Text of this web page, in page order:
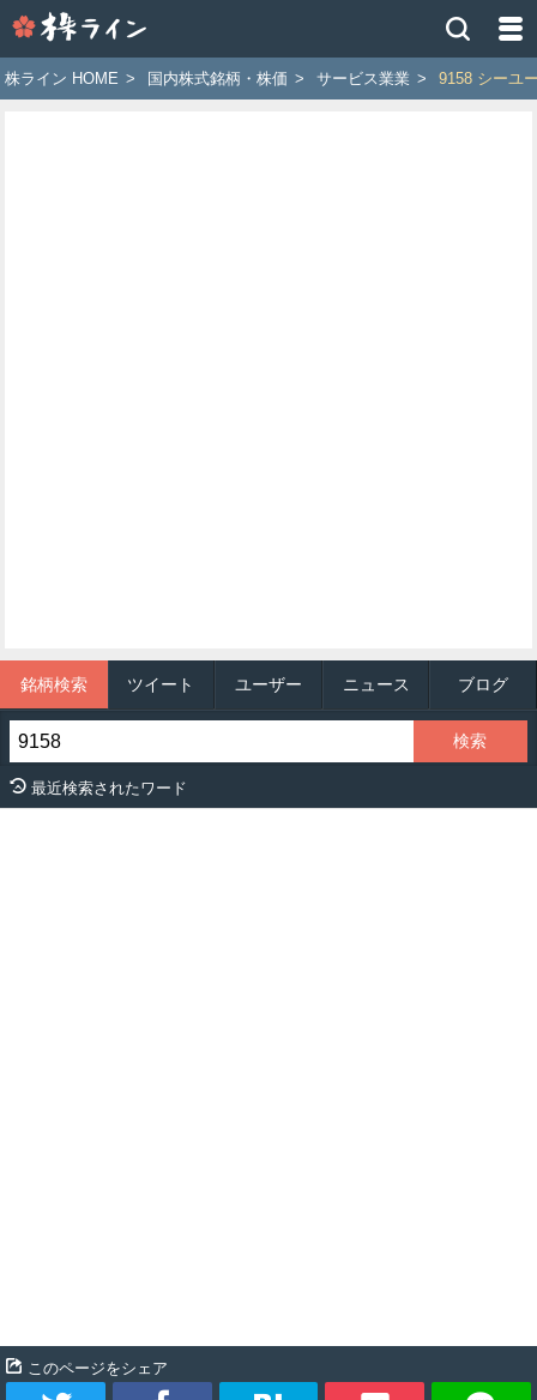
イ
ン
株ライン HOME > 国内株式銘柄・株価 > サービス業業 > 9158 シーユ
銘柄検索 ツイート ユーザー ニュース ブログ
最近検索されたワード
このページをシェア